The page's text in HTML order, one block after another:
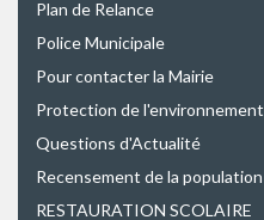
Plan de Relance
Police Municipale
Pour contacter la Mairie
Protection de l'environnement
Questions d'Actualité
Recensement de la population
RESTAURATION SCOLAIRE